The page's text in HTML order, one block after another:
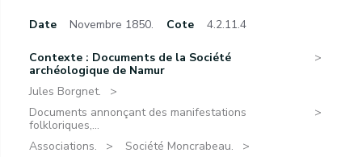
Date Novembre 1850. Cote 4.2.11.4
Contexte : Documents de la Société
archéologique de Namur
Jules Borgnet.
Documents annonçant des manifestations
folkloriques,...
Associations.
Société Moncrabeau.